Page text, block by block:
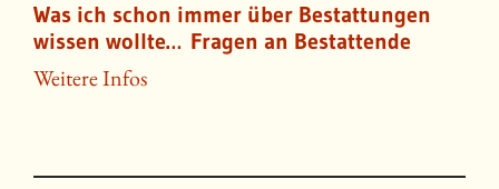
Was ich schon immer über Bestattungen
wissen wollte… Fragen an Bestattende
Weitere Infos